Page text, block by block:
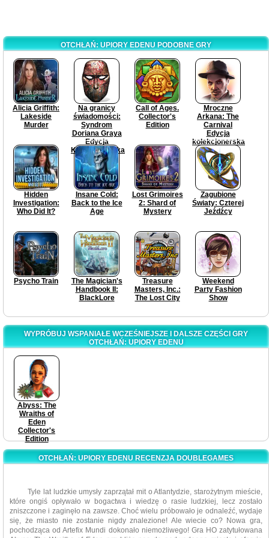
OTCHŁAŃ: UPIORY EDENU PODOBNE GRY
Alicia Griffith:
Lakeside
Murder
Na granicy
świadomości:
Syndrom
Doriana Graya
Edycja
Kolekcjonerska
Call of Ages.
Collector's
Edition
Mroczne
Arkana: The
Carnival
Edycja
kolekcjonerska
Hidden
Investigation:
Who Did It?
Insane Cold:
Back to the Ice
Age
Lost Grimoires
2: Shard of
Mystery
Zagubione
Światy: Czterej
Jeźdźcy
Psycho Train
The Magician's
Handbook II:
BlackLore
Treasure
Masters, Inc.:
The Lost City
Weekend
Party Fashion
Show
WYPRÓBUJ WSPANIAŁE WCZEŚNIEJSZE I DALSZE CZĘŚCI GRY
OTCHŁAŃ: UPIORY EDENU
Abyss: The
Wraiths of
Eden
Collector's
Edition
OTCHŁAŃ: UPIORY EDENU RECENZJA DOUBLEGAMES
Tyle lat ludzkie umysły zaprzątał mit o Atlantydzie, starożytnym mieście,
które ongiś opływało w bogactwa i wiedzę o rasie ludzkiej, lecz zostało
zniszczone i zaginęło na zawsze. Choć wielu próbowało je odnaleźć, wydaje
się, że miasto nie zostanie nigdy znalezione! Ale wiecie co? Nowa gra,
pochodząca od Artefix Mundi dokonało niemożliwego! Gra HO zatytułowana